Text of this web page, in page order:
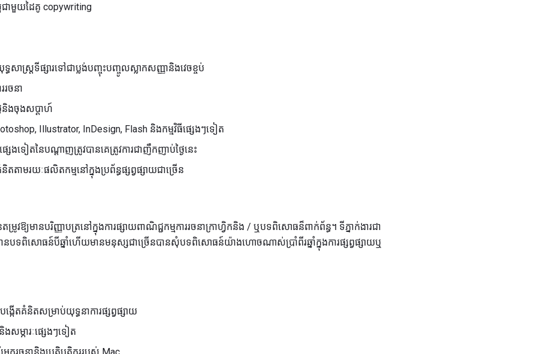
អជាមួយដៃគូ copywriting
ធសាស្រ្តទីផ្សារទៅជាប្លង់បញ្ចុះបញ្ចូលស្លាកសញ្ញានិងវេចខ្ចប់
រចនា
ងៃនិងចុងសប្តាហ៍
Illustrator, InDesign, Flash និងកម្មវិធីផ្សេងៗទៀត
ទៀតនៃបណ្តាញត្រូវបានគេត្រូវការជាញឹកញាប់ថ្ងៃនេះ
តាមរយៈផលិតកម្មនៅក្នុងប្រព័ន្ធផ្សព្វផ្សាយជាច្រើន
ឱ្យមានបរិញ្ញាបត្រនៅក្នុងការផ្សាយពាណិជ្ជកម្មការរចនាក្រាហ្វិកនិង / ឬបទពិសោធន៏ពាក់ព័ន្ធ។ ទីភ្នាក់ងារជា
ទពិសោធន៍បីឆ្នាំហើយមានមនុស្សជាច្រើនបានសុំបទពិសោធន៍យ៉ាងហោចណាស់ប្រាំពីរឆ្នាំក្នុងការផ្សព្វផ្សាយឬ
ង្កើតគំនិតសម្រាប់យុទ្ធនាការផ្សព្វផ្សាយ
សម្ភារៈផ្សេងៗទៀត